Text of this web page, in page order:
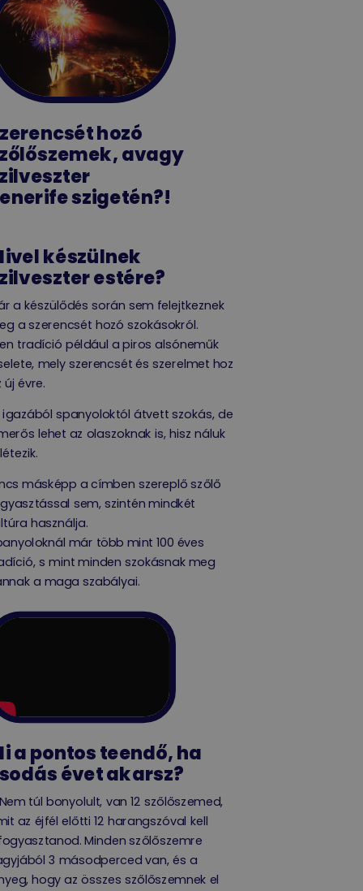
hozó
avagy
szigetén?!
készülnek
estére?
a készülődés során sem felejtkeznek
a szerencsét hozó szokásokról.
tradíció például a piros alsóneműk
mely szerencsét és szerelmet hoz
új évre.
igazából spanyoloktól átvett szokás, de
lehet az olaszoknak is, hisz náluk
másképp a címben szereplő szőlő
sem, szintén mindkét
használja.
már több mint 100 éves
s mint minden szokásnak meg
a maga szabályai.
a pontos teendő, ha
évet akarsz?
túl bonyolult, van 12 szőlőszemed,
az éjfél előtti 12 harangszóval kell
Minden szőlőszemre
3 másodperced van, és a
hogy az összes szőlőszemnek el